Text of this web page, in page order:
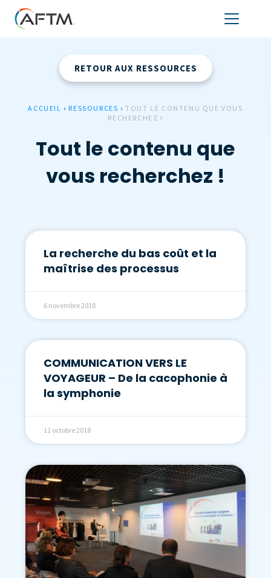
RETOUR AUX RESSOURCES
ACCUEIL › RESSOURCES ›TOUT LE CONTENU QUE VOUS
RECHERCHEZ !
Tout le contenu que
vous recherchez !
La recherche du bas coût et la
maîtrise des processus
6 novembre 2018
COMMUNICATION VERS LE
VOYAGEUR – De la cacophonie à
la symphonie
11 octobre 2018